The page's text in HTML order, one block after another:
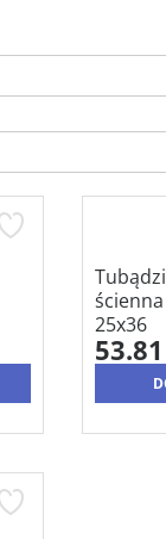
ścienna
25x36
53.81